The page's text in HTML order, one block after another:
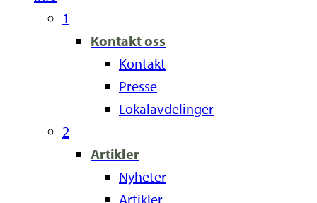
1
Kontakt oss
Kontakt
Presse
Lokalavdelinger
2
Artikler
Nyheter
Artikler